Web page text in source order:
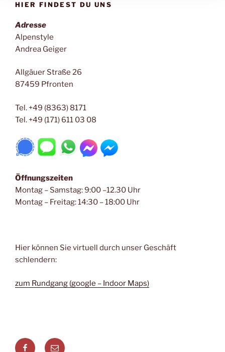
HIER FINDEST DU UNS
Adresse
Alpenstyle
Andrea Geiger
Allgäuer Straße 26
87459 Pfronten
Tel. +49 (8363) 8171
Tel. +49 (171) 611 03 08
Öffnungszeiten
Montag – Samstag: 9:00 –12.30 Uhr
Montag – Freitag: 14:30 – 18:00 Uhr
Hier können Sie virtuell durch unser Geschäft
schlendern:
zum Rundgang (google – Indoor Maps)
AlpenstyleAlpenstyle